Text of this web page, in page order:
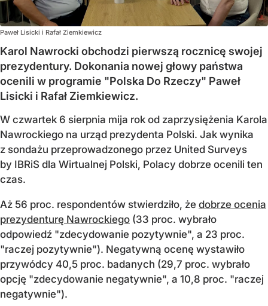
Paweł Lisicki i Rafał Ziemkiewicz
Karol Nawrocki obchodzi pierwszą rocznicę swojej
prezydentury. Dokonania nowej głowy państwa
ocenili w programie "Polska Do Rzeczy" Paweł
Lisicki i Rafał Ziemkiewicz.
W czwartek 6 sierpnia mija rok od zaprzysiężenia Karola
Nawrockiego na urząd prezydenta Polski. Jak wynika
z sondażu przeprowadzonego przez United Surveys
by IBRiS dla Wirtualnej Polski, Polacy dobrze ocenili ten
czas.
Aż 56 proc. respondentów stwierdziło, że dobrze ocenia
prezydenturę Nawrockiego (33 proc. wybrało
odpowiedź "zdecydowanie pozytywnie", a 23 proc.
"raczej pozytywnie"). Negatywną ocenę wystawiło
przywódcy 40,5 proc. badanych (29,7 proc. wybrało
opcję "zdecydowanie negatywnie", a 10,8 proc. "raczej
negatywnie").